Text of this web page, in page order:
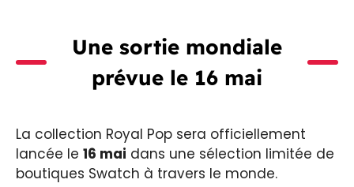
Une sortie mondiale
prévue le 16 mai
La collection Royal Pop sera officiellement
lancée le 16 mai dans une sélection limitée de
boutiques Swatch à travers le monde.